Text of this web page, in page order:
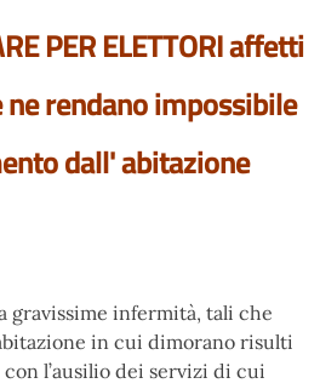
PER ELETTORI affetti
rendano impossibile
dall' abitazione
gravissime infermità, tali che
in cui dimorano risulti
l’ausilio dei servizi di cui